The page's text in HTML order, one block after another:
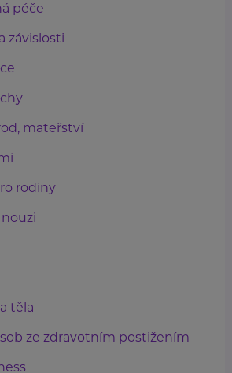
péče
závislosti
mateřství
rodiny
těla
ze zdravotním postižením